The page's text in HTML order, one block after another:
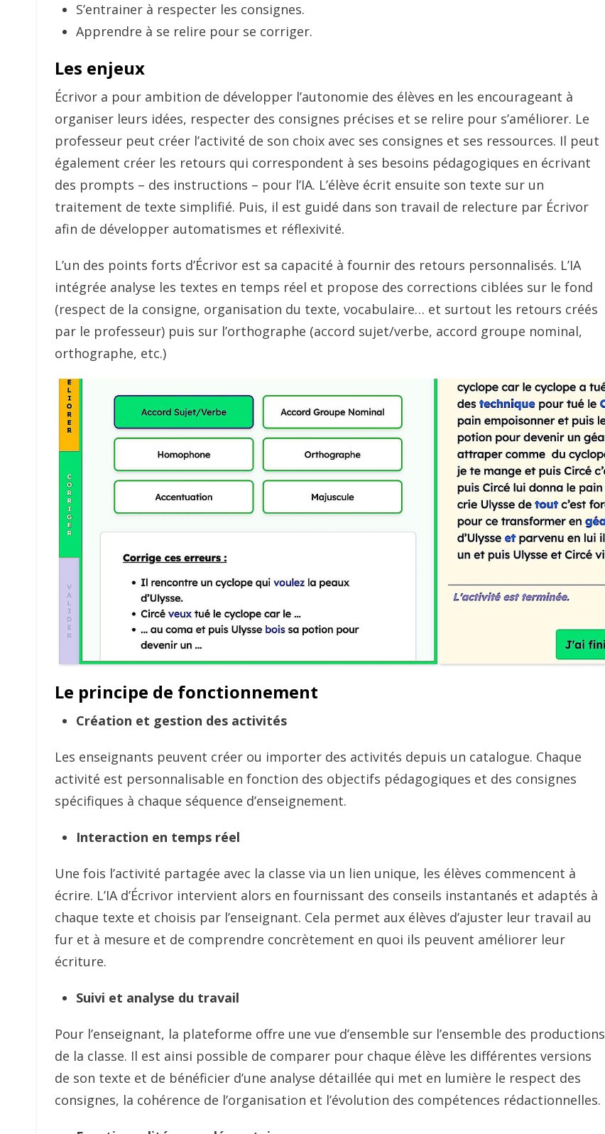
S’entrainer à respecter les consignes.
Apprendre à se relire pour se corriger.
Les enjeux
Écrivor a pour ambition de développer l’autonomie des élèves en les encourageant à
organiser leurs idées, respecter des consignes précises et se relire pour s’améliorer. Le
professeur peut créer l’activité de son choix avec ses consignes et ses ressources. Il peut
également créer les retours qui correspondent à ses besoins pédagogiques en écrivant
des prompts – des instructions – pour l’IA. L’élève écrit ensuite son texte sur un
traitement de texte simplifié. Puis, il est guidé dans son travail de relecture par Écrivor
afin de développer automatismes et réflexivité.
L’un des points forts d’Écrivor est sa capacité à fournir des retours personnalisés. L’IA
intégrée analyse les textes en temps réel et propose des corrections ciblées sur le fond
(respect de la consigne, organisation du texte, vocabulaire… et surtout les retours créés
par le professeur) puis sur l’orthographe (accord sujet/verbe, accord groupe nominal,
orthographe, etc.)
Le principe de fonctionnement
Création et gestion des activités
Les enseignants peuvent créer ou importer des activités depuis un catalogue. Chaque
activité est personnalisable en fonction des objectifs pédagogiques et des consignes
spécifiques à chaque séquence d’enseignement.
Interaction en temps réel
Une fois l’activité partagée avec la classe via un lien unique, les élèves commencent à
écrire. L’IA d’Écrivor intervient alors en fournissant des conseils instantanés et adaptés à
chaque texte et choisis par l’enseignant. Cela permet aux élèves d’ajuster leur travail au
fur et à mesure et de comprendre concrètement en quoi ils peuvent améliorer leur
écriture.
Suivi et analyse du travail
Pour l’enseignant, la plateforme offre une vue d’ensemble sur l’ensemble des productions
de la classe. Il est ainsi possible de comparer pour chaque élève les différentes versions
de son texte et de bénéficier d’une analyse détaillée qui met en lumière le respect des
consignes, la cohérence de l’organisation et l’évolution des compétences rédactionnelles.